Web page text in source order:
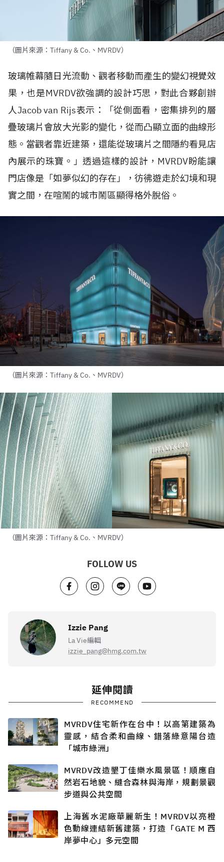
（圖片來源：Tiffany & Co.、MVRDV）
玻璃帷幕隨日光流動、觀者移動而產生的變幻視覺效
果，也是MVRDV欲強調的設計巧思，對此合夥創辦
人Jacob van Rijs表示：「從側面看，密集排列的層
疊玻璃片會放大光影的變化，從而凸顯立面的曲線形
態。當觀者靠近建築，還能從玻璃片之間隱約看見店
內展示的珠寶。」透過這樣的設計， MVRDV盼能讓
門店像是「如夢似幻的存在」，彷彿遊走於幻境和現
實之間，在喧鬧的城市鬧區顯得格外脫俗。
（圖片來源：Tiffany & Co.、MVRDV）
（圖片來源：Tiffany & Co.、MVRDV）
FOLLOW US
Izzie Pang
La Vie編輯
izzie_pang@hmg.com.tw
延伸閱讀
RECOMMEND
MVRDV住宅新作在台中！以高第建築為
靈感，結合柔和曲線、錯落綠意陽台造
「城市綠洲」
MVRDV改造墾丁佳樂水風景區！順應自
然岩石地貌、縫合森林與海岸，規劃景觀
步道與公共空間
上海舊水泥廠華麗新生！MVRDV以亮橙
色動線連結新舊建築，打造「GATE M 西
岸夢中心」多元空間